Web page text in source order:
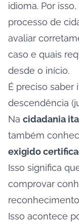
idioma. Por
processo de
avaliar
caso e quais
desde o início.
É preciso saber
descendência
Na cidadania
também
exigido
Isso significa
comprovar
Isso acontece